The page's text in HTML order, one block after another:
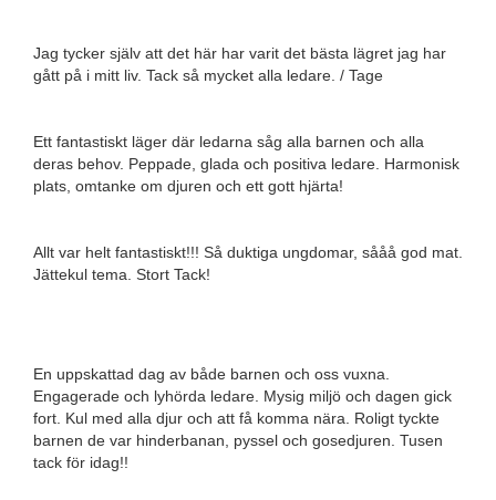
Jag tycker själv att det här har varit det bästa lägret jag har
gått på i mitt liv. Tack så mycket alla ledare. / Tage
Ett fantastiskt läger där ledarna såg alla barnen och alla
deras behov. Peppade, glada och positiva ledare. Harmonisk
plats, omtanke om djuren och ett gott hjärta!
Allt var helt fantastiskt!!! Så duktiga ungdomar, sååå god mat.
Jättekul tema. Stort Tack!
En uppskattad dag av både barnen och oss vuxna.
Engagerade och lyhörda ledare. Mysig miljö och dagen gick
fort. Kul med alla djur och att få komma nära. Roligt tyckte
barnen de var hinderbanan, pyssel och gosedjuren. Tusen
tack för idag!!